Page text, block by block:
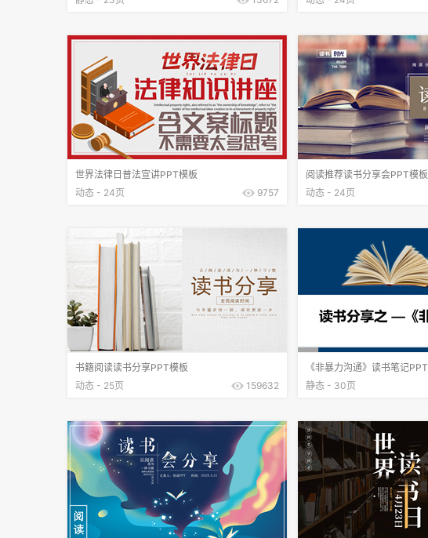
世界法律日普法宣讲PPT模板
动态 - 24页
9757
阅读推荐读书分享会PPT模板
动态 - 24页
书籍阅读读书分享PPT模板
动态 - 25页
159632
《非暴力沟通》读书笔记PPT
静态 - 30页